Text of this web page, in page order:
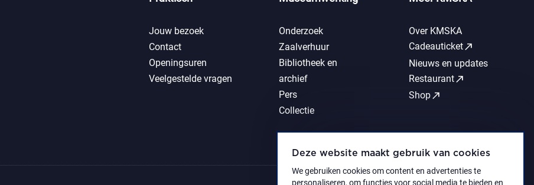
Deze website maakt gebruik van cookies
We gebruiken cookies om content en advertenties te
personaliseren, om functies voor social media te bieden en
Jouw bezoek
Contact
Openingsuren
Veelgestelde vragen
Onderzoek
Zaalverhuur
Bibliotheek en
archief
Pers
Collectie
Over KMSKA
Cadeauticketcall_made
Nieuws en updates
Restaurantcall_made
Shopcall_made